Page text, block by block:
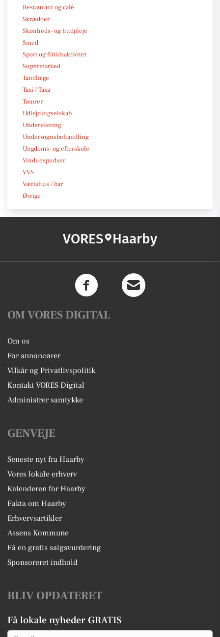
Restaurant og café
Skrædder
Skønheds- og hudpleje
Smed
Sport og fritidsaktivitet
Supermarked
Tandlæge
Taxi / Taxa
Tømrer
Udlejningselskab
Undervisning
Undervognsbehandling
Ungdoms- og efterskole
Vinduespudser
VVS
Værtshus / bar
Øvrige
VORES Haarby
OM VORES DIGITAL
Om os
For annoncører
Vilkår og Privatlivspolitik
Kontakt VORES Digital
Administrer samtykke
GENVEJE
Seneste nyt fra Haarby
Vores lokale erhverv
Kalenderen for Haarby
Fakta om Haarby
Erhvervsartikler
Assens Kommune
Få en gratis salgsvurdering
Sponsoreret indhold
BLIV OPDATERET
Få lokale nyheder GRATIS